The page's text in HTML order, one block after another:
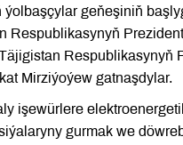
geňeşiniň
Respublikasynyň
Respublikasynyň
Mirziýoýew gatnaşdylar.
işewürlere
gurmak we